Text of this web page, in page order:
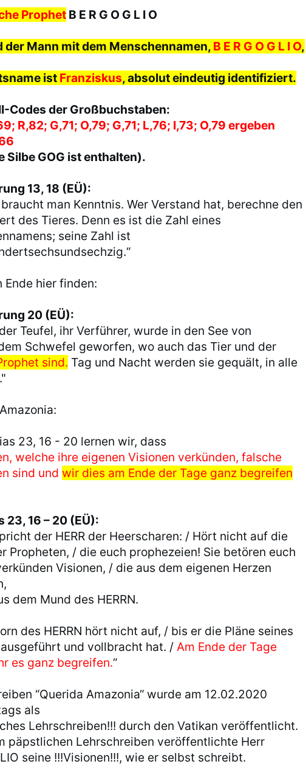
Prophet B E R G O G L I O
der Mann mit dem Menschennamen, B E R G O G L I O,
ist Franziskus, absolut eindeutig identifiziert.
Codes der Großbuchstaben:
R,82; G,71; O,79; G,71; L,76; I,73; O,79 ergeben
Silbe GOG ist enthalten).
13, 18 (EÜ):
braucht man Kenntnis. Wer Verstand hat, berechne den
des Tieres. Denn es ist die Zahl eines
seine Zahl ist
Ende hier finden:
20 (EÜ):
Teufel, ihr Verführer, wurde in den See von
Schwefel geworfen, wo auch das Tier und der
sind. Tag und Nacht werden sie gequält, in alle
23, 16 - 20 lernen wir, dass
welche ihre eigenen Visionen verkünden, falsche
sind undwir dies am Ende der Tage ganz begreifen
23, 16 – 20 (EÜ):
der HERR der Heerscharen: / Hört nicht auf die
Propheten, / die euch prophezeien! Sie betören euch
Visionen, / die aus dem eigenen Herzen
dem Mund des HERRN.
des HERRN hört nicht auf, / bis er die Pläne seines
ausgeführt und vollbracht hat. /Am Ende der Tage
es ganz begreifen.“
“Querida Amazonia“ wurde am 12.02.2020
als
Lehrschreiben!!! durch den Vatikan veröffentlicht.
päpstlichen Lehrschreiben veröffentlichte Herr
seine !!!Visionen!!!, wie er selbst schreibt.